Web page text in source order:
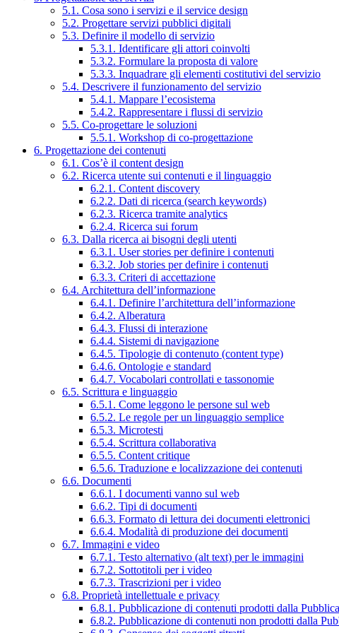
5.1. Cosa sono i servizi e il service design
5.2. Progettare servizi pubblici digitali
5.3. Definire il modello di servizio
5.3.1. Identificare gli attori coinvolti
5.3.2. Formulare la proposta di valore
5.3.3. Inquadrare gli elementi costitutivi del servizio
5.4. Descrivere il funzionamento del servizio
5.4.1. Mappare l’ecosistema
5.4.2. Rappresentare i flussi di servizio
5.5. Co-progettare le soluzioni
5.5.1. Workshop di co-progettazione
6. Progettazione dei contenuti
6.1. Cos’è il content design
6.2. Ricerca utente sui contenuti e il linguaggio
6.2.1. Content discovery
6.2.2. Dati di ricerca (search keywords)
6.2.3. Ricerca tramite analytics
6.2.4. Ricerca sui forum
6.3. Dalla ricerca ai bisogni degli utenti
6.3.1. User stories per definire i contenuti
6.3.2. Job stories per definire i contenuti
6.3.3. Criteri di accettazione
6.4. Architettura dell’informazione
6.4.1. Definire l’architettura dell’informazione
6.4.2. Alberatura
6.4.3. Flussi di interazione
6.4.4. Sistemi di navigazione
6.4.5. Tipologie di contenuto (content type)
6.4.6. Ontologie e standard
6.4.7. Vocabolari controllati e tassonomie
6.5. Scrittura e linguaggio
6.5.1. Come leggono le persone sul web
6.5.2. Le regole per un linguaggio semplice
6.5.3. Microtesti
6.5.4. Scrittura collaborativa
6.5.5. Content critique
6.5.6. Traduzione e localizzazione dei contenuti
6.6. Documenti
6.6.1. I documenti vanno sul web
6.6.2. Tipi di documenti
6.6.3. Formato di lettura dei documenti elettronici
6.6.4. Modalità di produzione dei documenti
6.7. Immagini e video
6.7.1. Testo alternativo (alt text) per le immagini
6.7.2. Sottotitoli per i video
6.7.3. Trascrizioni per i video
6.8. Proprietà intellettuale e privacy
6.8.1. Pubblicazione di contenuti prodotti dalla
6.8.2. Pubblicazione di contenuti non prodotti dalla